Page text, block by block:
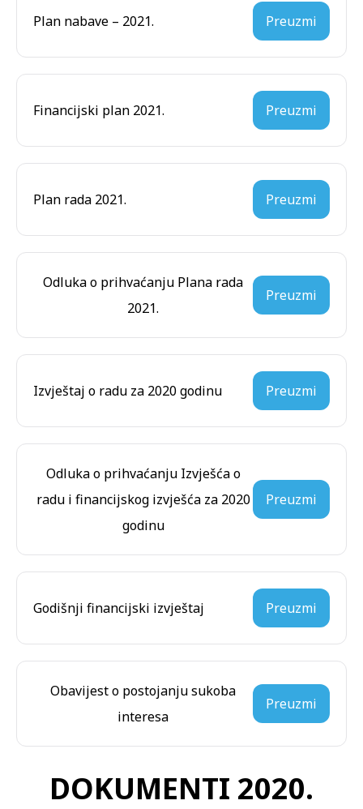
Plan nabave – 2021. Preuzmi
Financijski plan 2021. Preuzmi
Plan rada 2021. Preuzmi
Odluka o prihvaćanju Plana rada
2021.
Preuzmi
Izvještaj o radu za 2020 godinu Preuzmi
Odluka o prihvaćanju Izvješća o
radu i financijskog izvješća za 2020
godinu
Preuzmi
Godišnji financijski izvještaj Preuzmi
Obavijest o postojanju sukoba
interesa
Preuzmi
DOKUMENTI 2020.